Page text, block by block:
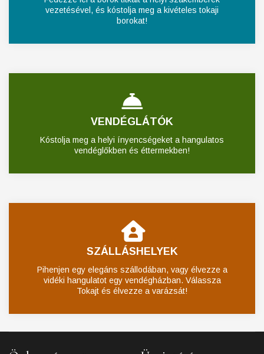
vezetésével, és kóstolja meg a kivételes tokaji
borokat!
VENDÉGLÁTÓK
Kóstolja meg a helyi ínyencségeket a hangulatos
vendéglőkben és éttermekben!
SZÁLLÁSHELYEK
Pihenjen egy elegáns szállodában, vagy élvezze a
vidéki hangulatot egy vendégházban. Válassza
Tokajt és élvezze a varázsát!